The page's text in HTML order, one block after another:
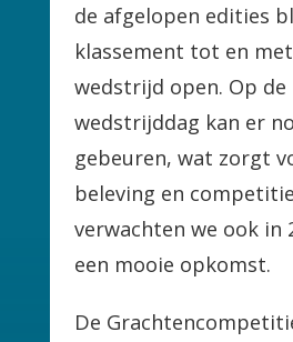
de afgelopen edities
klassement tot en
wedstrijd open. Op de
wedstrijddag kan er
gebeuren, wat zorgt
beleving en
verwachten we ook in
een mooie opkomst.
De